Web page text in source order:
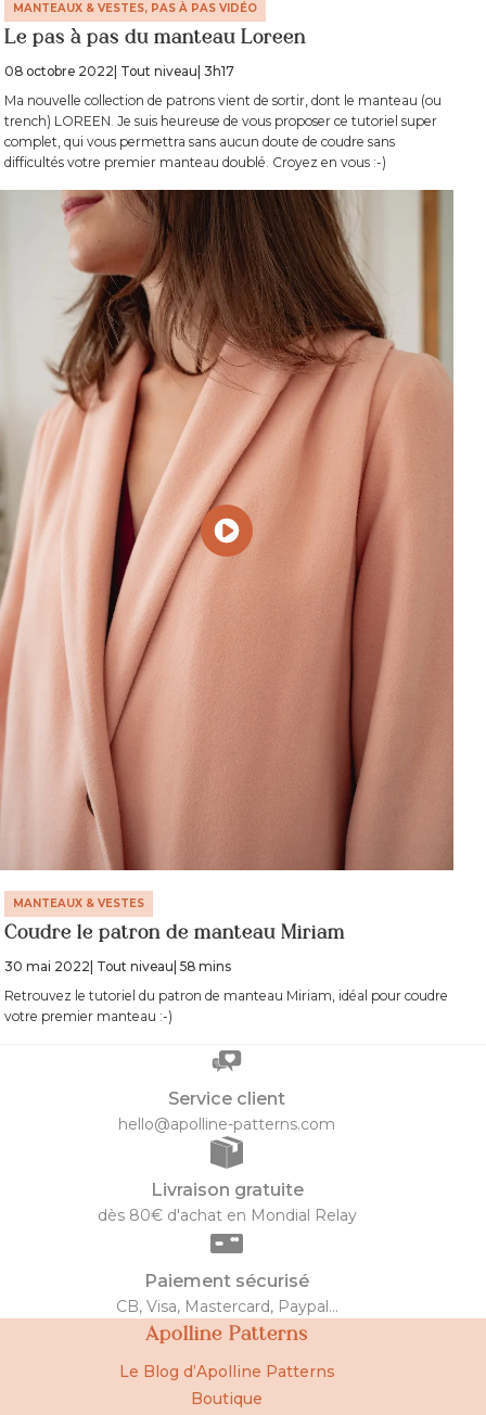
MANTEAUX & VESTES, PAS À PAS VIDÉO
Le pas à pas du manteau Loreen
08 octobre 2022 | Tout niveau | 3h17
Ma nouvelle collection de patrons vient de sortir, dont le manteau (ou
trench) LOREEN. Je suis heureuse de vous proposer ce tutoriel super
complet, qui vous permettra sans aucun doute de coudre sans
difficultés votre premier manteau doublé. Croyez en vous :-)
MANTEAUX & VESTES
Coudre le patron de manteau Miriam
30 mai 2022 | Tout niveau | 58 mins
Retrouvez le tutoriel du patron de manteau Miriam, idéal pour coudre
votre premier manteau :-)
Service client
hello@apolline-patterns.com
Livraison gratuite
dès 80€ d'achat en Mondial Relay
Paiement sécurisé
CB, Visa, Mastercard, Paypal...
Apolline Patterns
Le Blog d’Apolline Patterns
Boutique